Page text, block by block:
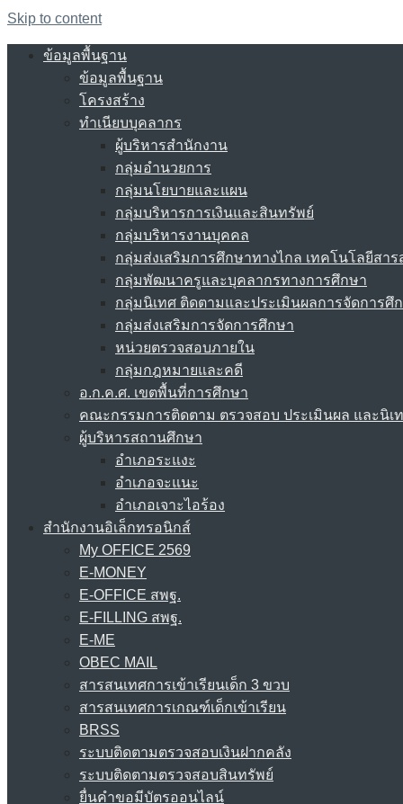
Skip to content
ข้อมูลพื้นฐาน
ข้อมูลพื้นฐาน
โครงสร้าง
ทำเนียบบุคลากร
ผู้บริหารสำนักงาน
กลุ่มอำนวยการ
กลุ่มนโยบายและแผน
กลุ่มบริหารการเงินและสินทรัพย์
กลุ่มบริหารงานบุคคล
กลุ่มส่งเสริมการศึกษาทางไกล เทคโนโลยีสา
กลุ่มพัฒนาครูและบุคลากรทางการศึกษา
กลุ่มนิเทศ ติดตามและประเมินผลการจัดการศึ
กลุ่มส่งเสริมการจัดการศึกษา
หน่วยตรวจสอบภายใน
กลุ่มกฎหมายและคดี
อ.ก.ค.ศ. เขตพื้นที่การศึกษา
คณะกรรมการติดตาม ตรวจสอบ ประเมินผล และนิเ
ผู้บริหารสถานศึกษา
อำเภอระแงะ
อำเภอจะแนะ
อำเภอเจาะไอร้อง
สำนักงานอิเล็กทรอนิกส์
My OFFICE 2569
E-MONEY
E-OFFICE สพฐ.
E-FILLING สพฐ.
E-ME
OBEC MAIL
สารสนเทศการเข้าเรียนเด็ก 3 ขวบ
สารสนเทศการเกณฑ์เด็กเข้าเรียน
BRSS
ระบบติดตามตรวจสอบเงินฝากคลัง
ระบบติดตามตรวจสอบสินทรัพย์
ยื่นคำขอมีบัตรออนไลน์